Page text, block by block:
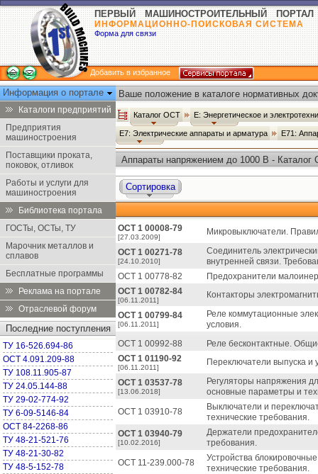
ПЕРВЫЙ МАШИНОСТРОИТЕЛЬНЫЙ ПОРТАЛ
ИНФОРМАЦИОННО-ПОИСКОВАЯ СИСТЕМА
Форма для связи
Добавить в избранное
Информация о портале
Каталоги предприятий
Предприятия
машиностроения
Поставщики проката,
поковок, отливок
Работы и услуги для
машиностроения
Библиотека портала
ГОСТы, ОСТы, ТУ
Марочник металлов и
сплавов
Бесплатные программы
Реклама на портале
Отраслевой форум
Последние поступления
ТУ 16-526.694-86
ОСТ 4.091.209-88
ТУ 108.11.905-87
ТУ 24.05.144-88
ТУ 29-02-774-92
ТУ 6-09-5146-84
ОСТ 84-2268-86
ТУ 48-21-521-76
ТУ 48-21-30-82
ТУ 48-5-152-78
Ваше положение в каталоге нормативных
Каталог ОСТ Е: Энергетическое и
Е7: Электрические аппараты и арматура Е71:
Аппараты напряжением до 1000 В - Каталог
Сортировка
ОСТ 1 00008-79
[27.03.2009]
Микровыключатели.
ОСТ 1 00271-78
[24.10.2010]
Соединитель
внутренней связи.
ОСТ 1 00778-82
Предохранители
ОСТ 1 00782-84
[06.11.2011]
Контакторы
ОСТ 1 00799-84
[06.11.2011]
Реле коммутационные
условия.
ОСТ 1 00992-88
Реле бесконтактные.
ОСТ 1 01190-92
[06.11.2011]
Переключатели выпуска и
ОСТ 1 03537-78
[13.06.2018]
Регуляторы напряжения
основные параметры и
ОСТ 1 03910-78
Выключатели и
технические требования.
ОСТ 1 03940-79
[10.02.2016]
Держатели
требования.
ОСТ 11-239.000-78
Устройства
технические требования.